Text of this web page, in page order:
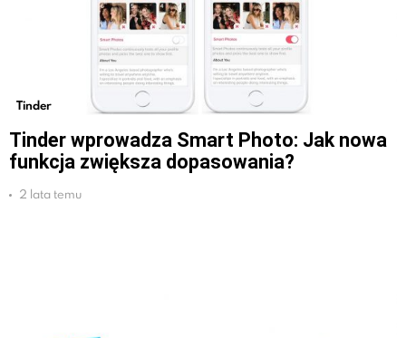
Tinder
Tinder wprowadza Smart Photo: Jak nowa
funkcja zwiększa dopasowania?
2 lata temu